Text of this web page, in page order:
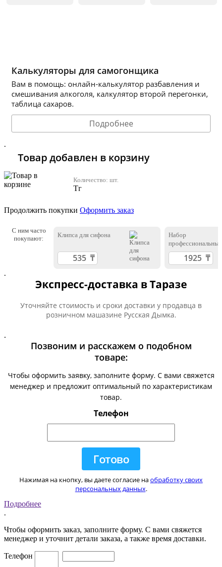
Калькуляторы для самогонщика
Вам в помощь: онлайн-калькулятор разбавления и
смешивания алкоголя, калкулятор второй перегонки,
таблица сахаров.
Подробнее
.
Товар добавлен в корзину
Количество: шт.
Тг
Продолжить покупки Оформить заказ
С ним часто
покупают:
Клипса для сифона
Набор
профессиональных
ареометров
.
Экспресс-доставка в Таразе
Уточняйте стоимость и сроки доставки у продавца в
розничном машазине Русская Дымка.
.
Позвоним и расскажем о подобном
товаре:
Чтобы оформить заявку, заполните форму. С вами свяжется
менеджер и предложит оптимальный по характеристикам
товар.
Телефон
Нажимая на кнопку, вы даете согласие наобработку своих
персональных данных.
Подробнее
.
Чтобы оформить заказ, заполните форму. С вами свяжется
менеджер и уточнит детали заказа, а также время доставки.
Телефон